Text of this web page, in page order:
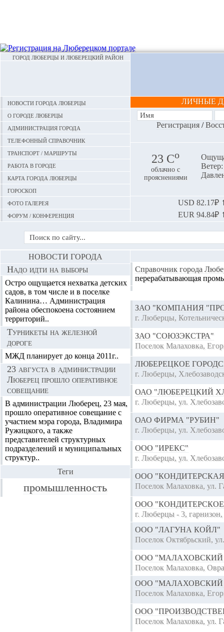
ГОРОД ЛЮБЕРЦЫ И ЛЮБЕРЕЦКИЙ РАЙОН
Новости города Люберцы
О городе Люберцы
Администрация города
Телефонный справочник
Транспорт / маршруты
Работа в городе
Карта города Люберцы
Гороскоп
Фото галерея
Форум / конференция
ЛИЧНЫЕ
Регистрация/
23 Сo
облачно с
прояснениями
USD 82.17₽
EUR 94.84₽
Справочник города
перерабатывающая
ЗАО "КОМПАНИЯ
г. Люберцы,
ЗАО "СОЮЗЭКСТРА"
Поселок Малаховка,
ЛЮБЕРЕЦКОЕ
г. Люберцы,
ОАО "ЛЮБЕРЕЦКИЙ
г. Люберцы, ул.
ОАО ФИРМА "РУБИН"
г. Люберцы, ул.
ООО "ИРЕКС"
г. Люберцы, ул.
ООО
Поселок Малаховка, ул.
ООО
г. Люберцы - 3,
ООО "ЛАГУНА КОЙЛ"
Поселок Октябрьский,
ООО
Поселок Малаховка,
ООО
Поселок Малаховка,
ООО
Поселок Малаховка, ул.
НОВОСТИ ГОРОДА
Надо идти на выборы
Остро ощущается нехватка детских
садов, в том числе и в поселке
Калинина… Администрация
района обеспокоена состоянием
территорий..
Турникеты на железной
дороге
МЖД планирует до конца 2011г..
23 августа в администрации
Люберец прошло оперативное
совещание
В администрации Люберец, 23 мая,
прошло оперативное совещание с
участием мэра города, Владимира
Ружицкого, а также
представителей структурных
подразделений и муниципальных
структур..
Теги
промышленность